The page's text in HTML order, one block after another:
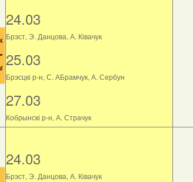
24.03
Брэст, Э. Данцова, А. Ківачук
25.03
Брэсцкі р-н, С. АБрамчук, А. Сербун
27.03
Кобрынскі р-н, А. Страчук
24.03
Брэст, Э. Данцова, А. Ківачук